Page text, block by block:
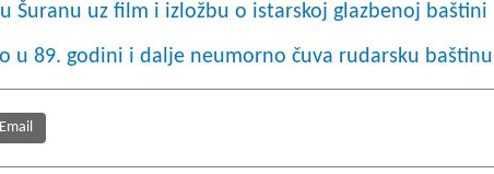
Šuranu uz film i izložbu o istarskoj glazbenoj baštini
u 89. godini i dalje neumorno čuva rudarsku baštinu
Email